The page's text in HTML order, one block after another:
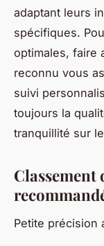
adaptant leurs
spécifiques.
optimales, faire
reconnu vous
suivi
toujours la
tranquillité sur
Classement
Petite précision